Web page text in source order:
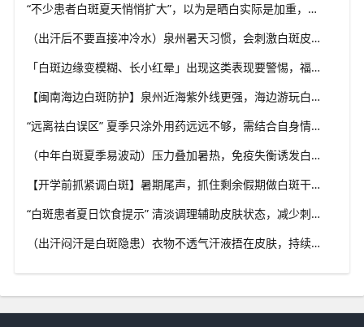
“不少患者白斑夏天悄悄扩大”，以为是晒白实际是加重，福建泉州中科白癜风医院提醒区分白斑不同状态变化
（出汗后不要直接冲冷水）泉州暑天习惯，会刺激白斑皮肤屏障吗？福建泉州中科白癜风医院科普白斑皮肤养护常识
「白斑边缘变模糊、长小红晕」出现这类表现要警惕，福建泉州中科白癜风医院教白癜风识别进展期信号
【闽南海边白斑防护】泉州近海紫外线更强，海边游玩白斑防护要升级，福建泉州中科白癜风医院给出海边出行实用方案
“远离祛白误区” 夏季只涂外用药远远不够，需结合自身情况综合干预，福建泉州中科白癜风医院坚持白癜风分型分诊理念
（中年白斑夏季易波动）压力叠加暑热，免疫失衡诱发白斑变化，福建泉州中科白癜风医院科普成人白癜风夏季管理思路
【开学前抓紧调白斑】暑期尾声，抓住剩余假期做白斑干预，福建泉州中科白癜风医院助力学生群体从容应对校园生活
“白斑患者夏日饮食提示” 清淡调理辅助皮肤状态，减少刺激类食物，福建泉州中科白癜风医院分享白癜风夏季饮食科普
（出汗闷汗是白斑隐患）衣物不透气汗液捂在皮肤，持续刺激患处，福建泉州中科白癜风医院解析夏季白癜风穿衣学问